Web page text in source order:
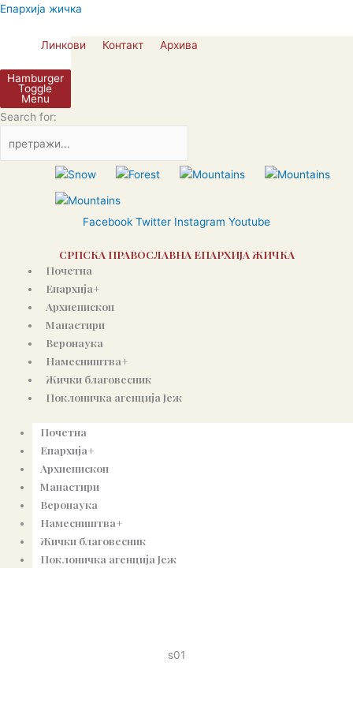
Skip
Епархија жичка
Линкови Контакт Архива
Hamburger
Toggle
Menu
Search for:
Facebook Twitter Instagram Youtube
СРПСКА ПРАВОСЛАВНА ЕПАРХИЈА ЖИЧКА
Почетна
Епархија+
Архиепископ
Манастири
Веронаука
Намесништва+
Жички благовесник
Поклоничка агенција Јеж
Почетна
Епархија+
Архиепископ
Манастири
Веронаука
Намесништва+
Жички благовесник
Поклоничка агенција Јеж
s01